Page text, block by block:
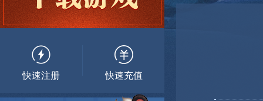
快速注册 快速充值